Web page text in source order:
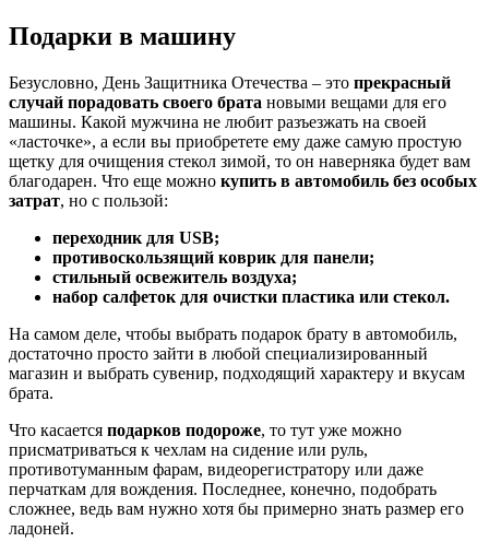
Подарки в машину
Безусловно, День Защитника Отечества – это прекрасный
случай порадовать своего брата новыми вещами для его
машины. Какой мужчина не любит разъезжать на своей
«ласточке», а если вы приобретете ему даже самую простую
щетку для очищения стекол зимой, то он наверняка будет вам
благодарен. Что еще можно купить в автомобиль без особых
затрат, но с пользой:
переходник для USB;
противоскользящий коврик для панели;
стильный освежитель воздуха;
набор салфеток для очистки пластика или стекол.
На самом деле, чтобы выбрать подарок брату в автомобиль,
достаточно просто зайти в любой специализированный
магазин и выбрать сувенир, подходящий характеру и вкусам
брата.
Что касается подарков подороже, то тут уже можно
присматриваться к чехлам на сидение или руль,
противотуманным фарам, видеорегистратору или даже
перчаткам для вождения. Последнее, конечно, подобрать
сложнее, ведь вам нужно хотя бы примерно знать размер его
ладоней.